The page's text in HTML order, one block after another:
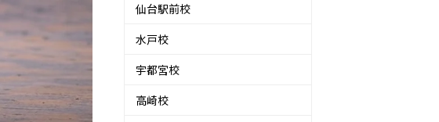
仙台駅前校
水戸校
宇都宮校
高崎校